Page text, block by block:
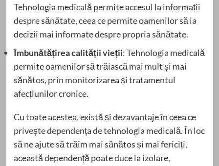
Tehnologia medicală permite accesul la informații
despre sănătate, ceea ce permite oamenilor să ia
decizii mai informate despre propria sănătate.
Îmbunătățirea calității vieții: Tehnologia medicală
permite oamenilor să trăiască mai mult și mai
sănătos, prin monitorizarea și tratamentul
afecțiunilor cronice.
Cu toate acestea, există și dezavantaje în ceea ce
privește dependența de tehnologia medicală. În loc
să ne ajute să trăim mai sănătos și mai fericiți,
această dependență poate duce la izolare,